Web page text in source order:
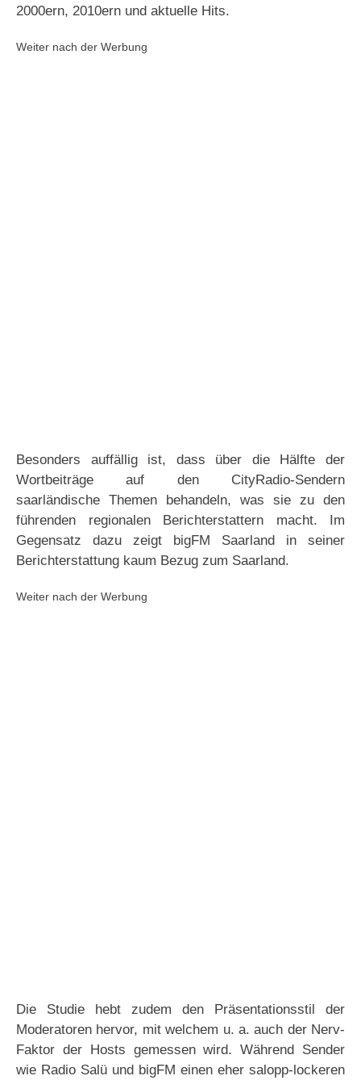
2000ern, 2010ern und aktuelle Hits.
Weiter nach der Werbung
Besonders auffällig ist, dass über die Hälfte der
Wortbeiträge auf den CityRadio-Sendern
saarländische Themen behandeln, was sie zu den
führenden regionalen Berichterstattern macht. Im
Gegensatz dazu zeigt bigFM Saarland in seiner
Berichterstattung kaum Bezug zum Saarland.
Weiter nach der Werbung
Die Studie hebt zudem den Präsentationsstil der
Moderatoren hervor, mit welchem u. a. auch der Nerv-
Faktor der Hosts gemessen wird. Während Sender
wie Radio Salü und bigFM einen eher salopp-lockeren